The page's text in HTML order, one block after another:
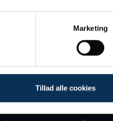
Marketing
Tillad alle cookies
Ved tilmeding